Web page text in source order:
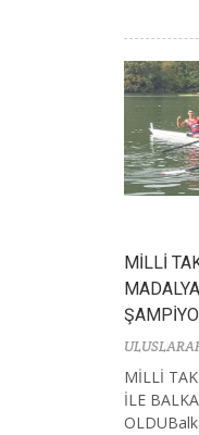
MİLLİ
MİLLİ
İLE